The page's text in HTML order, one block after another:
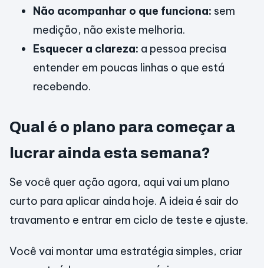
Não acompanhar o que funciona: sem
medição, não existe melhoria.
Esquecer a clareza: a pessoa precisa
entender em poucas linhas o que está
recebendo.
Qual é o plano para começar a
lucrar ainda esta semana?
Se você quer ação agora, aqui vai um plano
curto para aplicar ainda hoje. A ideia é sair do
travamento e entrar em ciclo de teste e ajuste.
Você vai montar uma estratégia simples, criar